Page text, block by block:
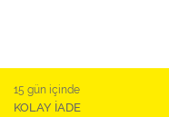
15 gün içinde
KOLAY İADE